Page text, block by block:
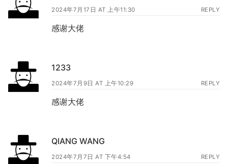
2024年7月17日 AT 上午11:30 REPLY
感谢大佬
1233
2024年7月9日 AT 上午10:29 REPLY
感谢大佬
QIANG WANG
2024年7月7日 AT 下午4:54 REPLY